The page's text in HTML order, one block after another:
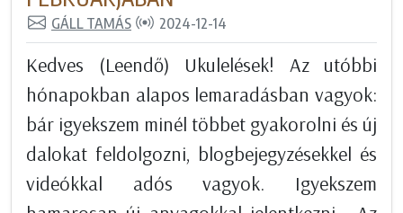
GÁLL TAMÁS 2024-12-14
Kedves (Leendő) Ukulelések! Az utóbbi
hónapokban alapos lemaradásban vagyok:
bár igyekszem minél többet gyakorolni és új
dalokat feldolgozni, blogbejegyzésekkel és
videókkal adós vagyok. Igyekszem